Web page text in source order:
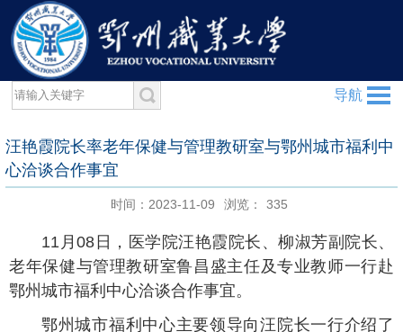
导航
汪艳霞院长率老年保健与管理教研室与鄂州城市福利中
心洽谈合作事宜
时间：2023-11-09 浏览： 335
11月08日，医学院汪艳霞院长、柳淑芳副院长、
老年保健与管理教研室鲁昌盛主任及专业教师一行赴
鄂州城市福利中心洽谈合作事宜。
鄂州城市福利中心主要领导向汪院长一行介绍了